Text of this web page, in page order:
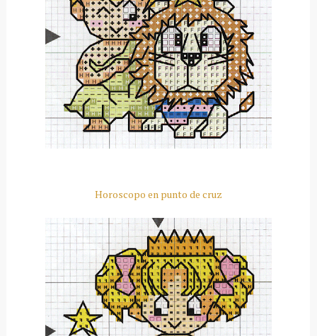
Horoscopo en punto de cruz